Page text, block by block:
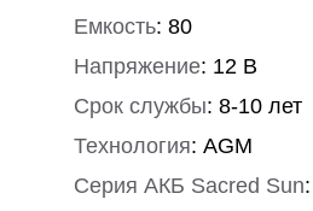
Емкость: 80
Напряжение: 12 В
Срок службы: 8-10 лет
Технология: AGM
Серия АКБ Sacred Sun: